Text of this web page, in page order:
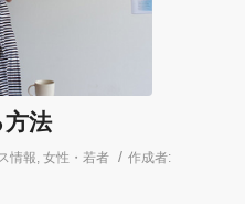
法
情報 女性・若者 / 作成者: